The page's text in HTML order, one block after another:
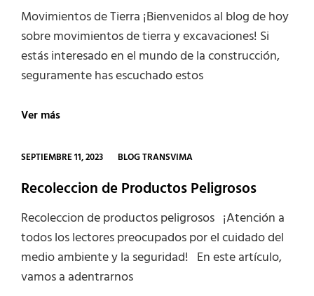
Movimientos de Tierra ¡Bienvenidos al blog de hoy
sobre movimientos de tierra y excavaciones! Si
estás interesado en el mundo de la construcción,
seguramente has escuchado estos
Ver másMovimientos
-
SEPTIEMBRE 11, 2023 CATEGORIES
BLOG TRANSVIMA
Recoleccion de Productos Peligrosos
Recoleccion de productos peligrosos ¡Atención a
todos los lectores preocupados por el cuidado del
medio ambiente y la seguridad! En este artículo,
vamos a adentrarnos